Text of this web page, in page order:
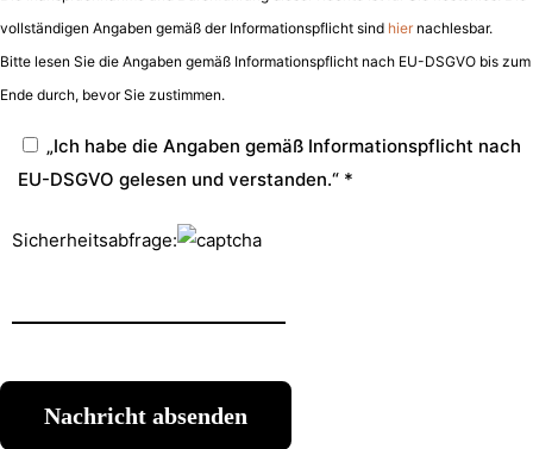
vollständigen Angaben gemäß der Informationspflicht sind hier nachlesbar.
Bitte lesen Sie die Angaben gemäß Informationspflicht nach EU-DSGVO bis zum
Ende durch, bevor Sie zustimmen.
„Ich habe die Angaben gemäß Informationspflicht nach
EU-DSGVO gelesen und verstanden.“ *
Sicherheitsabfrage: